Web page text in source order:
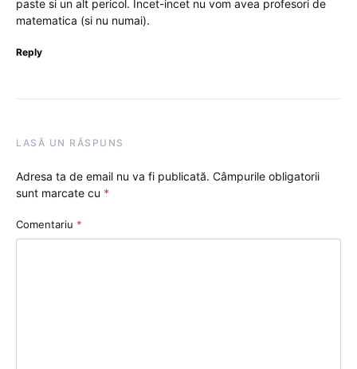
paste si un alt pericol. Incet-incet nu vom avea profesori de
matematica (si nu numai).
Reply
LASĂ UN RĂSPUNS
Adresa ta de email nu va fi publicată. Câmpurile obligatorii
sunt marcate cu *
Comentariu *